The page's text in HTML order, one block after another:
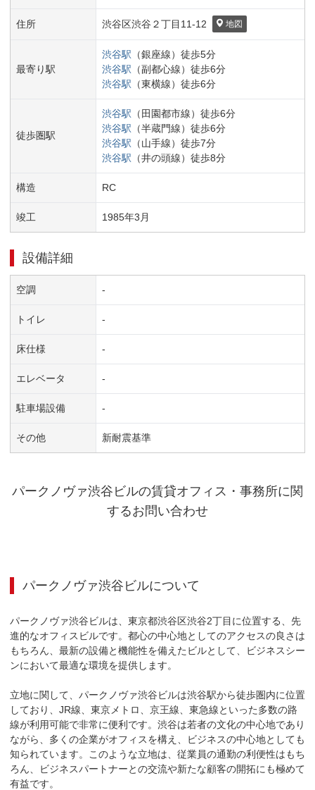
住所 渋谷区渋谷２丁目 11-12 地図
最寄り駅
渋谷駅 （銀座線） 徒歩5分
渋谷駅 （副都心線） 徒歩6分
渋谷駅 （東横線） 徒歩6分
徒歩圏駅
渋谷駅 （ 田園都市線） 徒歩6分
渋谷駅 （半蔵門線） 徒歩6分
渋谷駅 （山手線） 徒歩7分
渋谷駅 （井の頭線） 徒歩8分
構造 RC
竣工 1985年3 月
設備詳細
空調 -
トイレ -
床仕様 -
エレベータ -
駐車場設備 -
その他 新耐震基準
パークノヴァ渋谷ビルの賃貸オフィス・事務所に関
するお問い合わせ
パークノヴァ渋谷ビルについて
パークノヴァ渋谷ビルは、東京都渋谷区渋谷2丁目に位置する、先
進的なオフィスビルです。都心の中心地としてのアクセスの良さは
もちろん、最新の設備と機能性を備えたビルとして、ビジネスシー
ンにおいて最適な環境を提供します。
立地に関して、パークノヴァ渋谷ビルは渋谷駅から徒歩圏内に位置
しており、JR線、東京メトロ、京王線、東急線といった多数の路
線が利用可能で非常に便利です。渋谷は若者の文化の中心地であり
ながら、多くの企業がオフィスを構え、ビジネスの中心地としても
知られています。このような立地は、従業員の通勤の利便性はもち
ろん、ビジネスパートナーとの交流や新たな顧客の開拓にも極めて
有益です。